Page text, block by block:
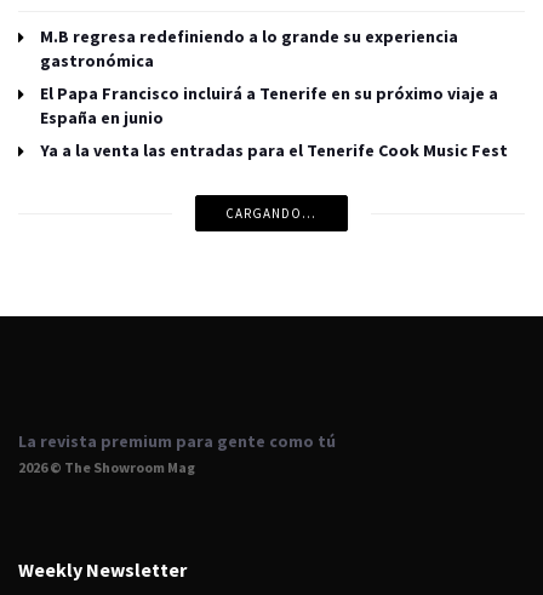
M.B regresa redefiniendo a lo grande su experiencia
gastronómica
El Papa Francisco incluirá a Tenerife en su próximo viaje a
España en junio
Ya a la venta las entradas para el Tenerife Cook Music Fest
CARGANDO...
La revista premium para gente como tú
2026 © The Showroom Mag
Weekly Newsletter